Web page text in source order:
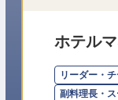
ホテル
リーダー・チ
副料理長・